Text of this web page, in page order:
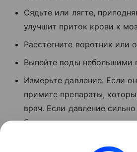
Сядьте или лягте,
улучшит приток крови к
Расстегните воротник или
Выпейте воды небольшими
Измерьте давление. Если
примите препараты,
врач. Если давление
болит голова, есть